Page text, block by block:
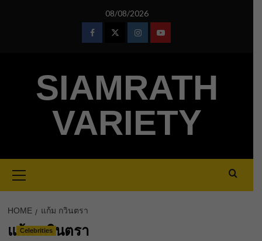
08/08/2026
FacebookTwitterInstagramYoutube
SIAMRATH
VARIETY
Menu
HOME แก้ม กวินตรา
แก้ม กวินตรา
Celebrities